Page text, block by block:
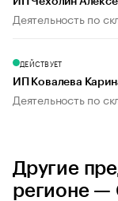
Деятельность по
ДЕЙСТВУЕТ
ИП Ковалева
Деятельность по
Другие
регионе —